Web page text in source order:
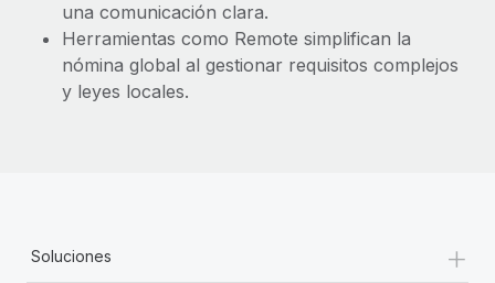
una comunicación clara.
Herramientas como Remote simplifican la
nómina global al gestionar requisitos complejos
y leyes locales.
Soluciones +